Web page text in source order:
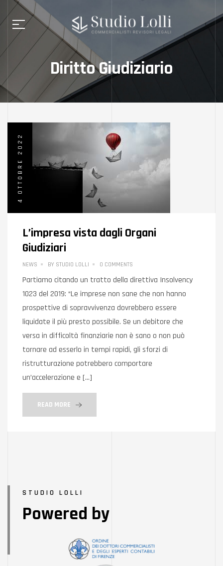
Diritto Giudiziario
4 OTTOBRE 2022
L’impresa vista dagli Organi
Giudiziari
NEWS BY STUDIO LOLLI 0 COMMENTS
Partiamo citando un tratto della direttiva Insolvency
1023 del 2019: “Le imprese non sane che non hanno
prospettive di sopravvivenza dovrebbero essere
liquidate il più presto possibile. Se un debitore che
versa in difficoltà finanziarie non è sano o non può
tornare ad esserlo in tempi rapidi, gli sforzi di
ristrutturazione potrebbero comportare
un’accelerazione e […]
READ MORE
STUDIO LOLLI
Powered by